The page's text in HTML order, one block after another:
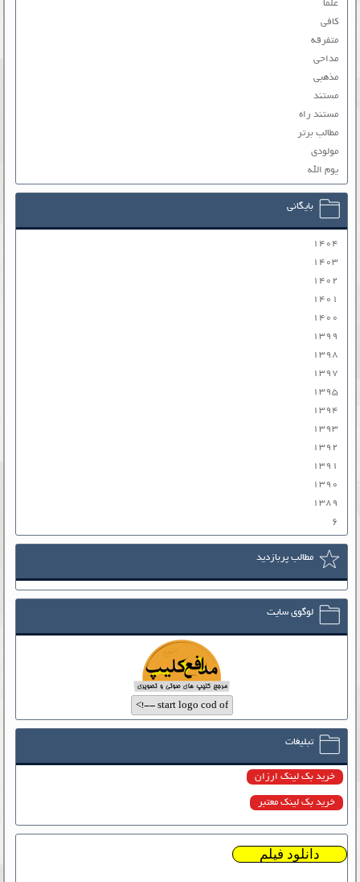
علما
کافی
متفرقه
مداحی
مذهبی
مستند
مستند راه
مطالب برتر
مولودی
یوم الله
بایگانی
۱۴۰۴
۱۴۰۳
۱۴۰۲
۱۴۰۱
۱۴۰۰
۱۳۹۹
۱۳۹۸
۱۳۹۷
۱۳۹۵
۱۳۹۴
۱۳۹۳
۱۳۹۲
۱۳۹۱
۱۳۹۰
۱۳۸۹
۶
مطالب پربازدید
لوگوی سایت
تبلیغات
خرید بک لینک ارزان
خرید بک لینک معتبر
دانلود فیلم